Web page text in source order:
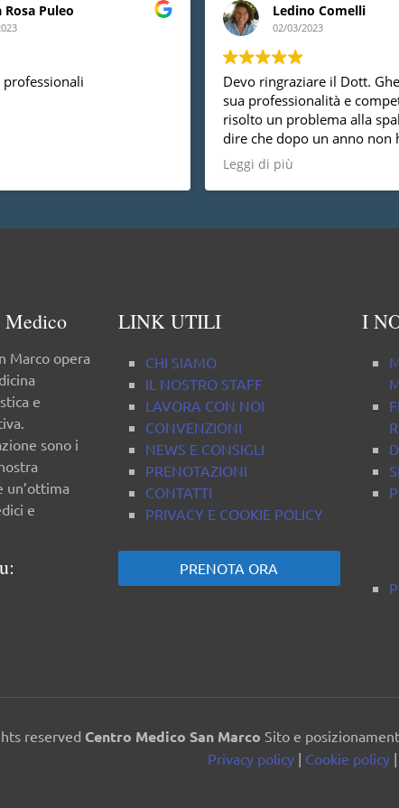
Rosa Puleo Ledino Comelli
02/03/2023
Devo ringraziare il Dott.
sua professionalità e
risolto un problema alla
dire che dopo un anno non
nessun dolore, vorrei anche
una persona molto
da tutti.
Leggi di più
Medico
Marco opera
e
sono i
e
LINK UTILI
CHI SIAMO
IL NOSTRO STAFF
LAVORA CON NOI
CONVENZIONI
NEWS E CONSIGLI
PRENOTAZIONI
CONTATTI
PRIVACY E COOKIE POLICY
PRENOTA ORA
I
reserved Centro Medico San Marco Sito e
Privacy policy | Cookie policy |